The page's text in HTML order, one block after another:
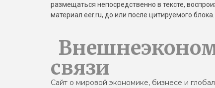
размещаться непосредственно в тексте,
материал eer.ru, до или после цитируемого блока.
связи
Сайт о мировой экономике, бизнесе и